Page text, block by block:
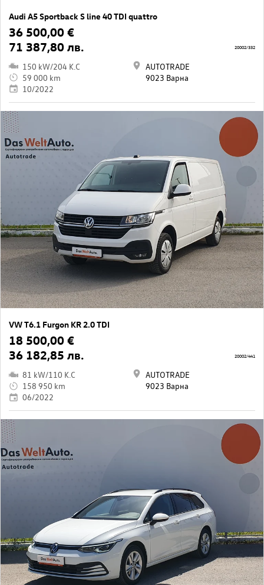
Audi A5 Sportback S line 40 TDI quattro
36 500,00 €
71 387,80 лв.
150 kW/204 K.C
59 000 km
10/2022
AUTOTRADE
9023 Варна
20002/332
VW T6.1 Furgon KR 2.0 TDI
18 500,00 €
36 182,85 лв.
81 kW/110 K.C
158 950 km
06/2022
AUTOTRADE
9023 Варна
20002/441